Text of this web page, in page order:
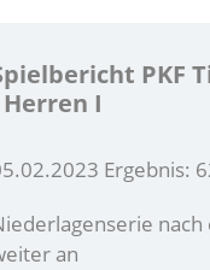
PKF
Herren I
Ergebnis:
an